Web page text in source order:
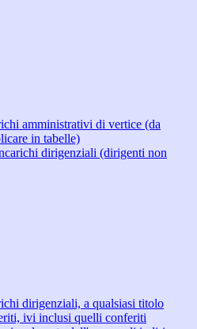
amministrativi di vertice (da
in tabelle)
dirigenziali (dirigenti non
dirigenziali, a qualsiasi titolo
ivi inclusi quelli conferiti